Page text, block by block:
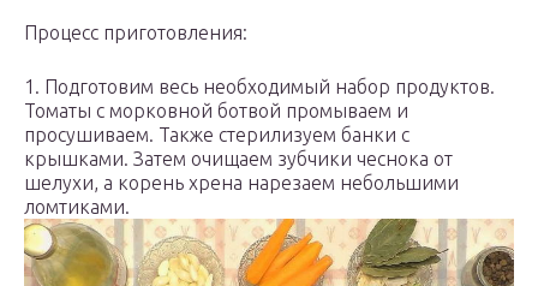
Процесс приготовления:
1. Подготовим весь необходимый набор продуктов.
Томаты с морковной ботвой промываем и
просушиваем. Также стерилизуем банки с
крышками. Затем очищаем зубчики чеснока от
шелухи, а корень хрена нарезаем небольшими
ломтиками.